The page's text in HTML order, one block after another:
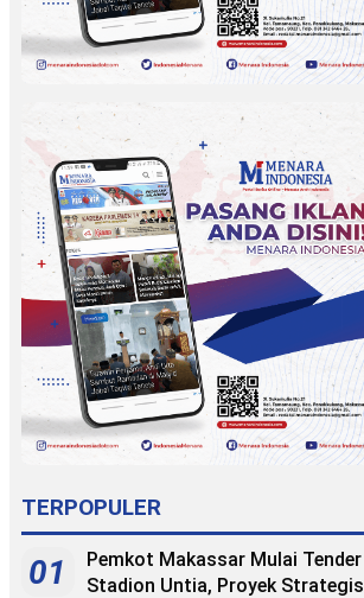
TERPOPULER
01
Pemkot Makassar Mulai Tender
Stadion Untia, Proyek Strategis